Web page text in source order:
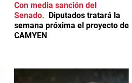
Con media sanción del
Senado
Diputados tratará la
semana próxima el proyecto de
CAMYEN